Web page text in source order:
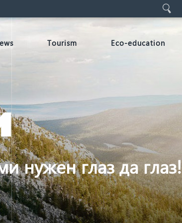
Tourism Eco-education
нужен глаз да глаз!